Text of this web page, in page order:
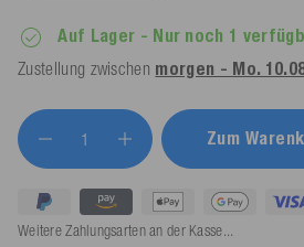
Auf Lager - Nur noch 1
Zustellung zwischen morgen - Mo.
Zum
Weitere Zahlungsarten an der Kasse...